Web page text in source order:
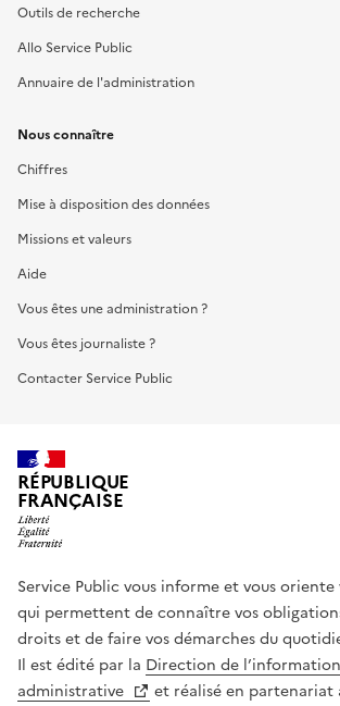
Outils de recherche
Allo Service Public
Annuaire de l'administration
Nous connaître
Chiffres
Mise à disposition des données
Missions et valeurs
Aide
Vous êtes une administration ?
Vous êtes journaliste ?
Contacter Service Public
RÉPUBLIQUE
FRANÇAISE
Service Public vous informe et vous oriente
qui permettent de connaître vos
droits et de faire vos démarches du
Il est édité par la Direction de
administrative
et réalisé en partenariat